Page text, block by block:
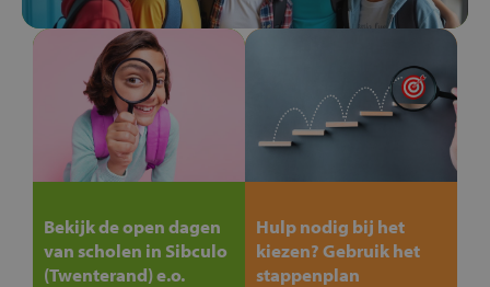
Bekijk de open dagen
van scholen in Sibculo
(Twenterand) e.o.
Hulp nodig bij het
kiezen? Gebruik het
stappenplan